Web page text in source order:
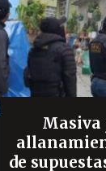
Masiva
de